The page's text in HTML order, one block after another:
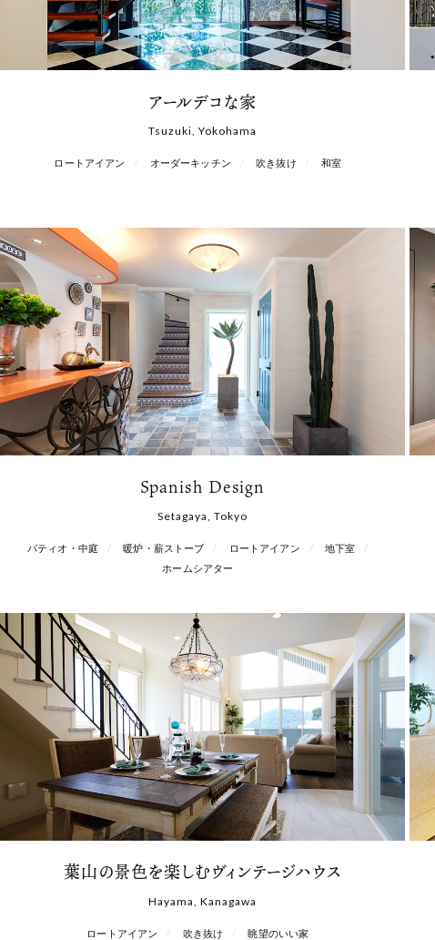
アールデコな家
Tsuzuki, Yokohama
ロートアイアン オーダーキッチン 吹き抜け 和室
Spanish Design
Setagaya, Tokyo
パティオ・中庭 暖炉・薪ストーブ ロートアイアン
地下室
ホームシアター
葉山の景色を楽しむヴィンテージハウス
Hayama, Kanagawa
ロートアイアン 吹き抜け 眺望のいい家